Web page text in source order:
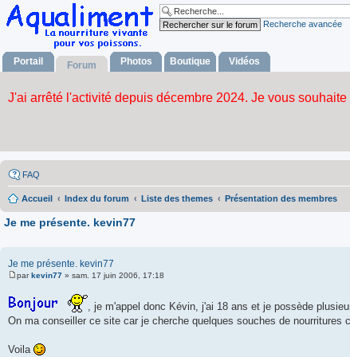
Recherche avancée
Portail Forum Photos Boutique Vidéos
FAQ
Accueil Index du forum Liste des themes Présentation des membres
Je me présente. kevin77
Je me présente. kevin77
s
a
par kevin77 » sam. 17 juin 2006, 17:18
, je m'appel donc Kévin, j'ai 18 ans et je possède
On ma conseiller ce site car je cherche quelques souches de
Voila